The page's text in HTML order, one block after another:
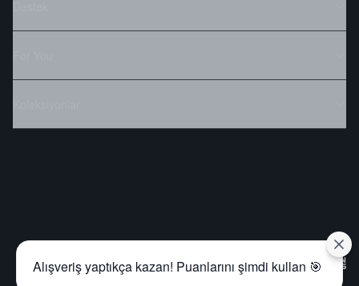
Alışveriş yaptıkça kazan! Puanlarını şimdi kullan 🎯